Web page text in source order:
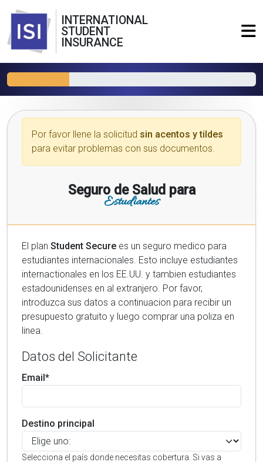
INTERNATIONAL
STUDENT
INSURANCE
Por favor llene la solicitud sin acentos y tildes
para evitar problemas con sus documentos.
Seguro de Salud para
Estudiantes
El plan Student Secure es un seguro medico para
estudiantes internacionales. Esto incluye estudiantes
internactionales en los EE.UU. y tambien estudiantes
estadounidenses en al extranjero. Por favor,
introduzca sus datos a continuacion para recibir un
presupuesto gratuito y luego comprar una poliza en
linea.
Datos del Solicitante
Email*
Destino principal
Selecciona el país donde necesitas cobertura. Si vas a